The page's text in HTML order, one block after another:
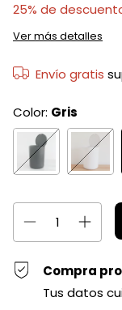
25% de
Ver más detalles
Envío gratis
Color: Gris
Compra
Tus datos